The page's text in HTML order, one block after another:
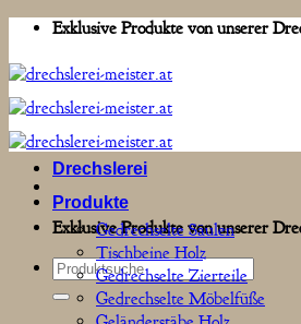
Zum
springen
Exklusive Produkte von unserer
Exklusive Produkte von unserer
Suchen
nach:
Drechslerei
Produkte
Gedrechselte Säulen
Tischbeine Holz
Gedrechselte Zierteile
Gedrechselte Möbelfüße